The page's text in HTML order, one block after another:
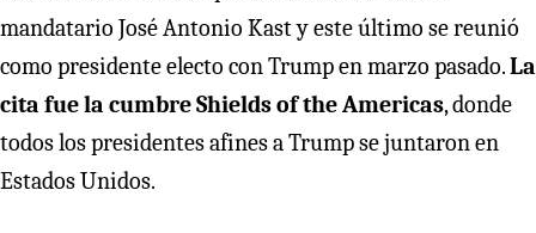
mandatario José Antonio Kast y este último se reunió
como presidente electo con Trump en marzo pasado.La
cita fue la cumbre Shields of the Americas, donde
todos los presidentes afines a Trump se juntaron en
Estados Unidos.